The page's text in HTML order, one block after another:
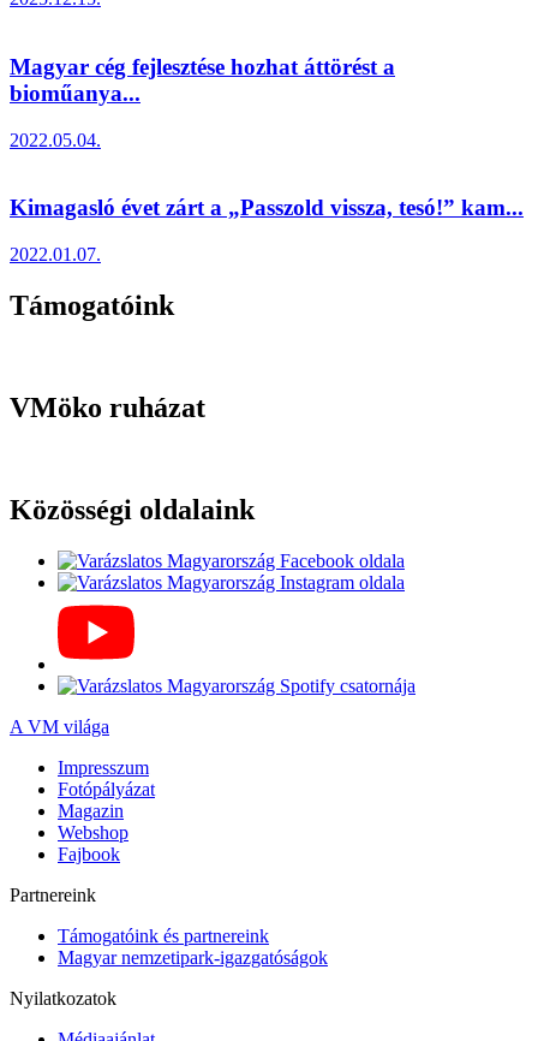
Magyar cég fejlesztése hozhat áttörést a
bioműanya...
2022.05.04.
Kimagasló évet zárt a „Passzold vissza, tesó!” kam...
2022.01.07.
Támogatóink
VMöko ruházat
Közösségi oldalaink
A VM világa
Impresszum
Fotópályázat
Magazin
Webshop
Fajbook
Partnereink
Támogatóink és partnereink
Magyar nemzetipark-igazgatóságok
Nyilatkozatok